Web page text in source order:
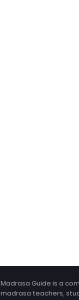
Madrasa Guide is a
madrasa teachers,